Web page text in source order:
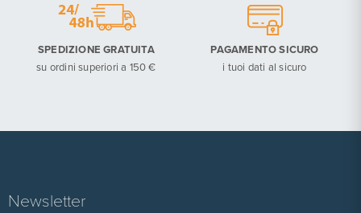
SPEDIZIONE GRATUITA
su ordini superiori a 150 €
PAGAMENTO SICURO
i tuoi dati al sicuro
Newsletter